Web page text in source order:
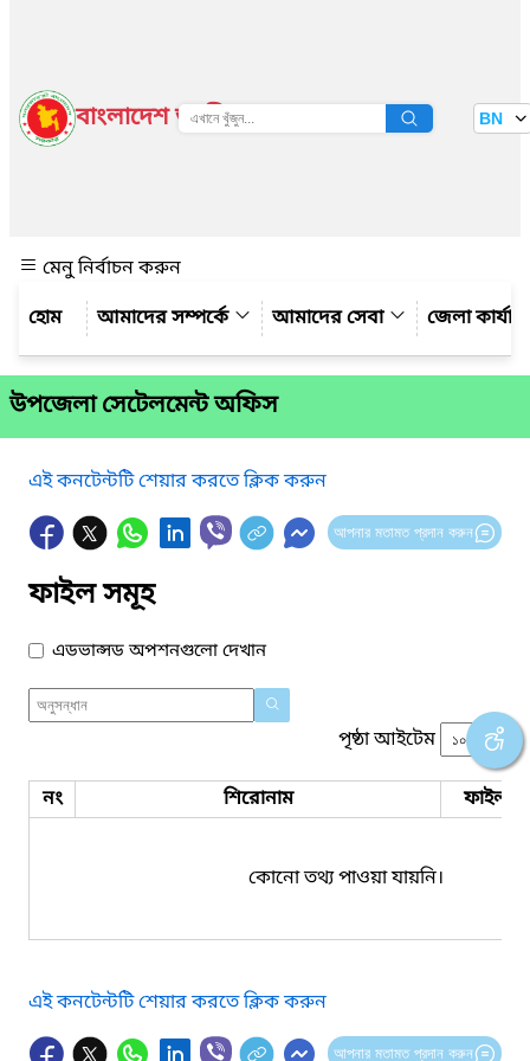
বাংলাদেশ জাতীয় তথ্য বাতায়ন BN
মেনু নির্বাচন করুন
আমাদের সম্পর্কে
আমাদের সেবা জেলা
উপজেলা সেটেলমেন্ট অফিস
এই কনটেন্টটি শেয়ার করতে ক্লিক করুন
আপনার মতামত প্রদান করুন
ফাইল সমূহ
এডভান্সড অপশনগুলো দেখান
পৃষ্ঠা আইটেম
নং শিরোনাম ফাইল
কোনো তথ্য পাওয়া যায়নি।
এই কনটেন্টটি শেয়ার করতে ক্লিক করুন
আপনার মতামত প্রদান করুন